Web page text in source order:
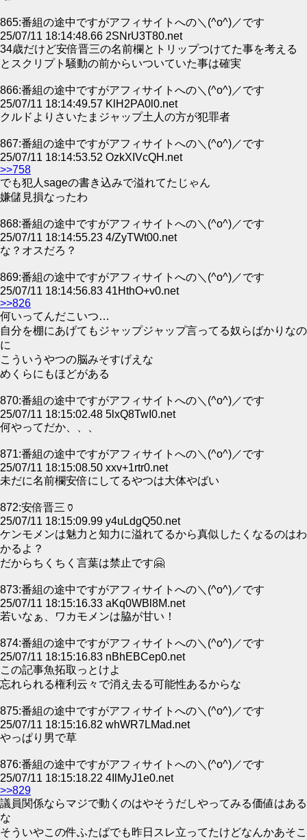
865:番組の途中ですがアフィサイトへの＼(^o^)／です
25/07/11 18:14:48.66 2SNrU3T80.net
34歳だけど安倍晋三の名前欄とトリップつけてた事を考える
とスクリプト騒動の前からいついていた事は確実
866:番組の途中ですがアフィサイトへの＼(^o^)／です
25/07/11 18:14:49.57 KlH2PA0l0.net
クルドよりさいたまジャップ土人の方が犯罪者
867:番組の途中ですがアフィサイトへの＼(^o^)／です
25/07/11 18:14:53.52 OzkXIVcQH.net
>>758
でも犯人sageの書き込みで溢れてたじゃん
嫌儲見損なったわ
868:番組の途中ですがアフィサイトへの＼(^o^)／です
25/07/11 18:14:55.23 4/ZyTWt00.net
な？オスだろ？
869:番組の途中ですがアフィサイトへの＼(^o^)／です
25/07/11 18:14:56.83 41HthO+v0.net
>>826
何いってんだこいつ…
自分を棚にあげてもジャップジャップ言ってる奴らばかりなの
に
こういうやつの脳みそすげえな
めくらにもほどがある
870:番組の途中ですがアフィサイトへの＼(^o^)／です
25/07/11 18:15:02.48 5lxQ8TwI0.net
何やってだか、、、
871:番組の途中ですがアフィサイトへの＼(^o^)／です
25/07/11 18:15:08.50 xxv+1rtr0.net
未だに名前欄安倍にしてるやつは大体やばい
872:安倍晋三🏺
25/07/11 18:15:09.99 y4uLdgQ50.net
ケンモメンは魅力と知力に溢れてるから真似したくなるのはわ
かるよ？
だからちくちく言葉は禁止です🤗
873:番組の途中ですがアフィサイトへの＼(^o^)／です
25/07/11 18:15:16.33 aKq0WBl8M.net
若いなぁ、ワカモメンは脇が甘い！
874:番組の途中ですがアフィサイトへの＼(^o^)／です
25/07/11 18:15:16.83 nBhEBCep0.net
この記事魚拓取っとけよ
忘れられる権利云々で消え去る可能性あるからな
875:番組の途中ですがアフィサイトへの＼(^o^)／です
25/07/11 18:15:16.82 whWR7LMad.net
やっぱり男で草
876:番組の途中ですがアフィサイトへの＼(^o^)／です
25/07/11 18:15:18.22 4IlMyJ1e0.net
>>829
議員関係ならマジで動くのはやそうだしやってみる価値はある
な
そういやこの件ふたばでも昨日スレ立ってたけどなんかあそこ